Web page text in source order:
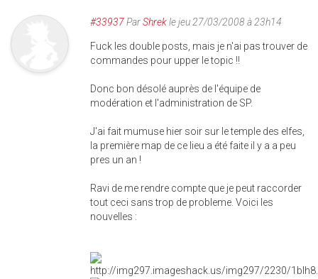
#33937ParShrekle jeu 27/03/2008 à 23h14
Fuck les double posts, mais je n'ai pas trouver de
commandes pour upper le topic !!
Donc bon désolé auprès de l'équipe de
modération et l'administration de SP.
J'ai fait mumuse hier soir sur le temple des elfes,
la première map de ce lieu a été faite il y a a peu
pres un an !
Ravi de me rendre compte que je peut raccorder
tout ceci sans trop de probleme. Voici les
nouvelles :